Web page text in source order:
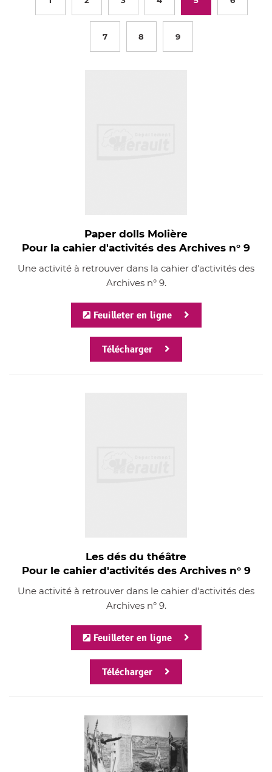
7 8 9
Paper dolls Molière
Pour la cahier d'activités des Archives n° 9
Une activité à retrouver dans la cahier d'activités des
Archives n° 9.
Feuilleter en ligne
Télécharger
Les dés du théâtre
Pour le cahier d'activités des Archives n° 9
Une activité à retrouver dans le cahier d'activités des
Archives n° 9.
Feuilleter en ligne
Télécharger